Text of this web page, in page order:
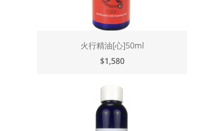
火行精油[心]50ml
$1,580